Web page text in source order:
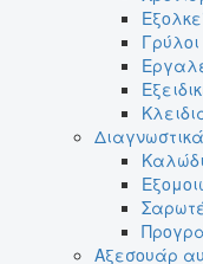
Αξεσουάρ